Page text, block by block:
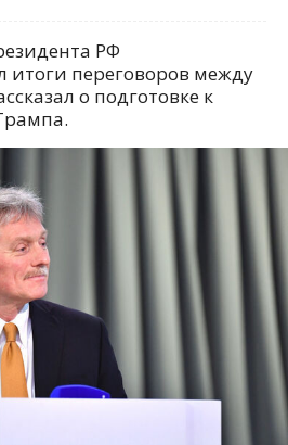
РФ
итоги переговоров между
о подготовке к